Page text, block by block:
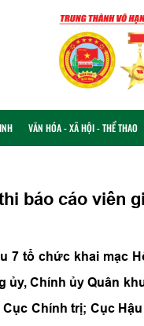
VĂN HÓA - XÃ HỘI - THỂ THAO
báo cáo viên
7 tổ chức khai mạc
Chính ủy Quân
Chính trị; Cục